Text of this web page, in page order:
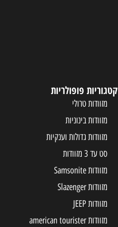
קטגוריות פופולריות
מזוודות טרולי
מזוודות בינוניות
מזוודות גדולות וענקיות
סט עד 3 מזוודות
מזוודות Samsonite
מזוודות Slazenger
מזוודות JEEP
מזוודות american tourister